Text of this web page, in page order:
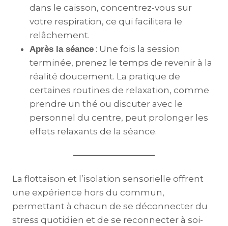
dans le caisson, concentrez-vous sur
votre respiration, ce qui facilitera le
relâchement​.
Après la séance : Une fois la session
terminée, prenez le temps de revenir à la
réalité doucement. La pratique de
certaines routines de relaxation, comme
prendre un thé ou discuter avec le
personnel du centre, peut prolonger les
effets relaxants de la séance.
La flottaison et l’isolation sensorielle offrent
une expérience hors du commun,
permettant à chacun de se déconnecter du
stress quotidien et de se reconnecter à soi-